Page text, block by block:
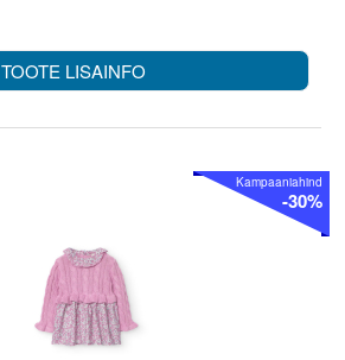
TOOTE LISAINFO
Kampaaniahind
-30%